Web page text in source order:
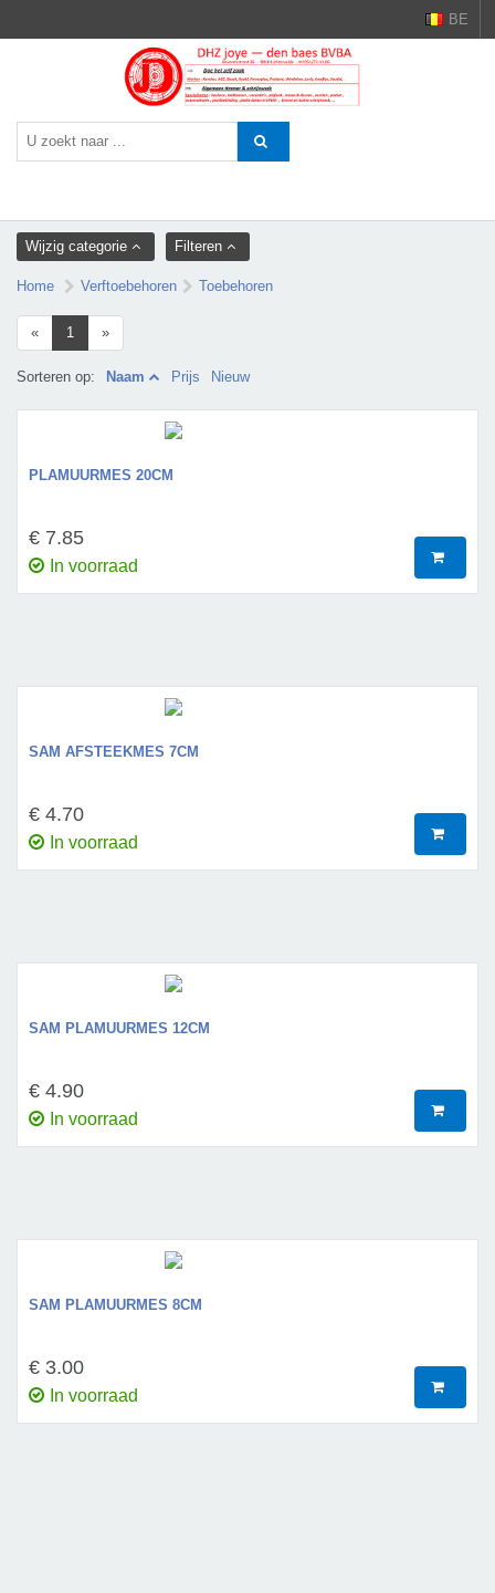
BE
Wijzig categorie Filteren
Home Verftoebehoren Toebehoren
« 1 »
Sorteren op: Naam Prijs Nieuw
PLAMUURMES 20CM
€ 7.85
In voorraad
SAM AFSTEEKMES 7CM
€ 4.70
In voorraad
SAM PLAMUURMES 12CM
€ 4.90
In voorraad
SAM PLAMUURMES 8CM
€ 3.00
In voorraad